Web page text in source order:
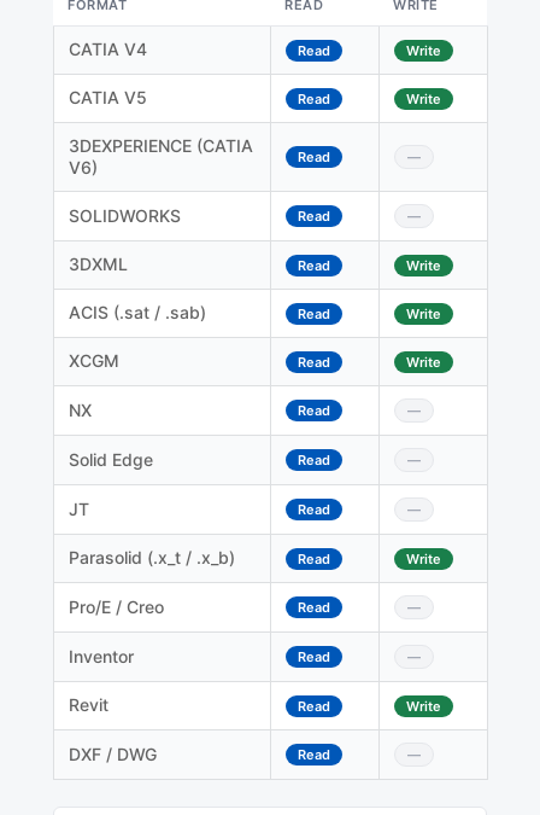
FORMAT READ WRITE
CATIA V4 Read Write
CATIA V5 Read Write
3DEXPERIENCE (CATIA
V6)
Read —
SOLIDWORKS Read —
3DXML Read Write
ACIS (.sat / .sab) Read Write
XCGM Read Write
NX Read —
Solid Edge Read —
JT Read —
Parasolid (.x_t / .x_b) Read Write
Pro/E / Creo Read —
Inventor Read —
Revit Read Write
DXF / DWG Read —